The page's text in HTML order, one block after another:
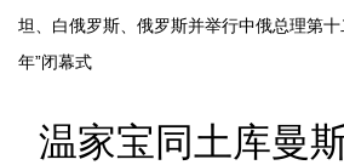
坦、白俄罗斯、俄罗斯并举行中俄总理第
年”闭幕式
温家宝同土库曼